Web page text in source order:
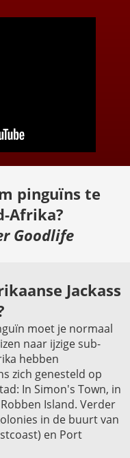
pinguïns te
Afrika?
Goodlife
Jackass
moet je normaal
naar ijzige sub-
hebben
zich genesteld op
In Simon's Town, in
Island. Verder
in de buurt van
en Port